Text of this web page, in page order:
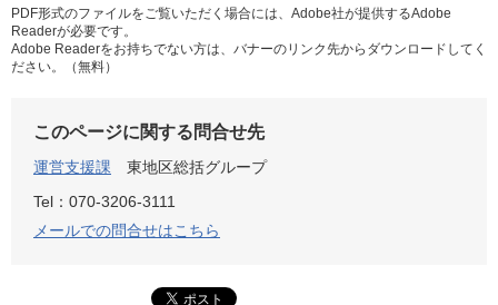
PDF形式のファイルをご覧いただく場合には、Adobe社が提供するAdobe
Readerが必要です。
Adobe Readerをお持ちでない方は、バナーのリンク先からダウンロードしてく
ださい。（無料）
このページに関する問合せ先
運営支援課
東地区総括グループ
Tel：070-3206-3111
メールでの問合せはこちら